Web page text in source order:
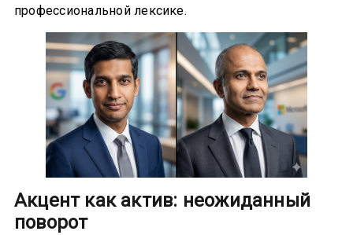
профессиональной лексике.
Акцент как актив: неожиданный
поворот